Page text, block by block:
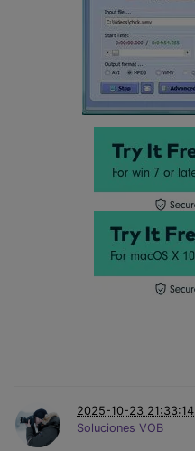
2025-10-23 21:33:14
Soluciones VOB